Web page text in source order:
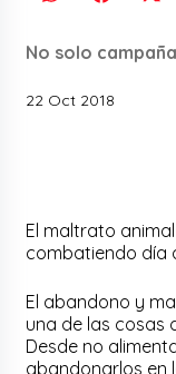
No solo
22 Oct 2018
El maltrato
combatiendo día
El abandono y
una de las cosas
Desde no
abandonarlos en